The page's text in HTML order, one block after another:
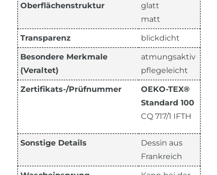
Oberflächenstruktur
glatt
matt
Transparenz blickdicht
Besondere Merkmale
(Veraltet)
atmungsaktiv
pflegeleicht
Zertifikats-/Prüfnummer
OEKO-TEX®
Standard 100
CQ 717/1 IFTH
Sonstige Details
Dessin aus
Frankreich